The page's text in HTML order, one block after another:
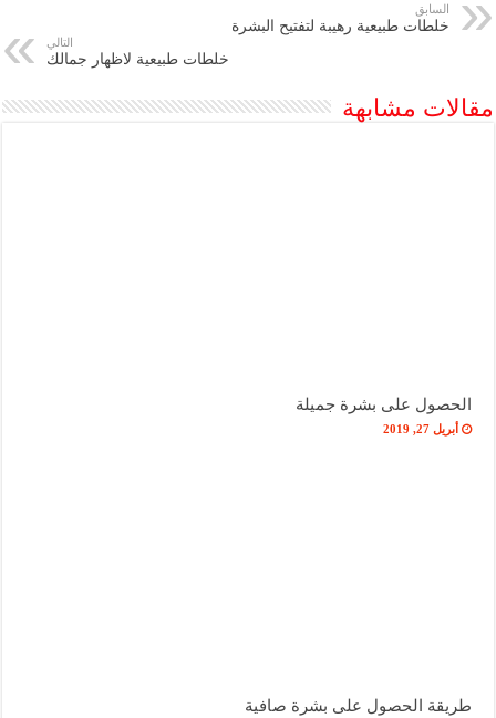
السابق
خلطات طبيعية رهيبة لتفتيح البشرة
التالي
خلطات طبيعية لاظهار جمالك
مقالات مشابهة
الحصول على بشرة جميلة
أبريل 27, 2019
طريقة الحصول على بشرة صافية